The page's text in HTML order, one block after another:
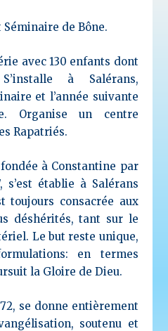
de Bône.
avec 130 enfants dont
à Salérans,
et l’année suivante
Organise un centre
Rapatriés.
à Constantine par
s’est établie à Salérans
toujours consacrée aux
déshérités, tant sur le
Le but reste unique,
en termes
la Gloire de Dieu.
se donne entièrement
soutenu et